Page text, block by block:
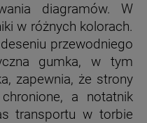
diagramów. W
w różnych kolorach.
przewodniego
gumka, w tym
zapewnia, że strony
a notatnik
transportu w torbie